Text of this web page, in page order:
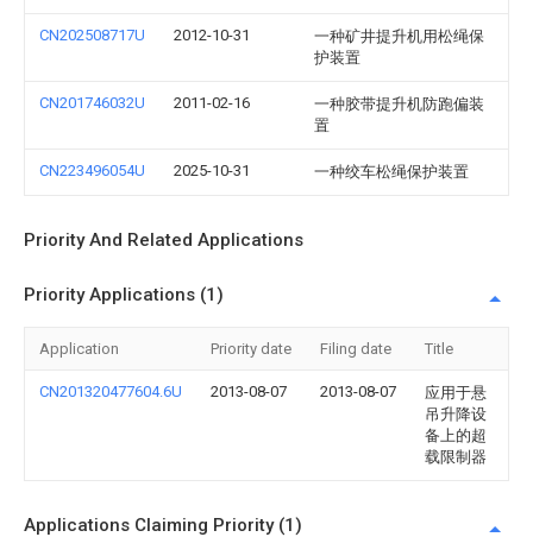
CN202508717U 2012-10-31
一种矿井提升机用松绳保
护装置
CN201746032U 2011-02-16
一种胶带提升机防跑偏装
置
CN223496054U 2025-10-31 一种绞车松绳保护装置
Priority And Related Applications
Priority Applications (1)
Application Priority date Filing date Title
CN201320477604.6U 2013-08-07 2013-08-07
应用于悬
吊升降设
备上的超
载限制器
Applications Claiming Priority (1)